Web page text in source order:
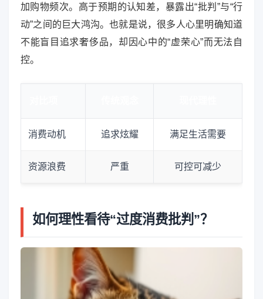
加购物频次。高于预期的认知差，暴露出“批判”与“行
动”之间的巨大鸿沟。也就是说，很多人心里明确知道
不能盲目追求奢侈品，却因心中的“虚荣心”而无法自
控。
消费动机 追求炫耀 满足生活需要
资源浪费 严重 可控可减少
如何理性看待“过度消费批判”？